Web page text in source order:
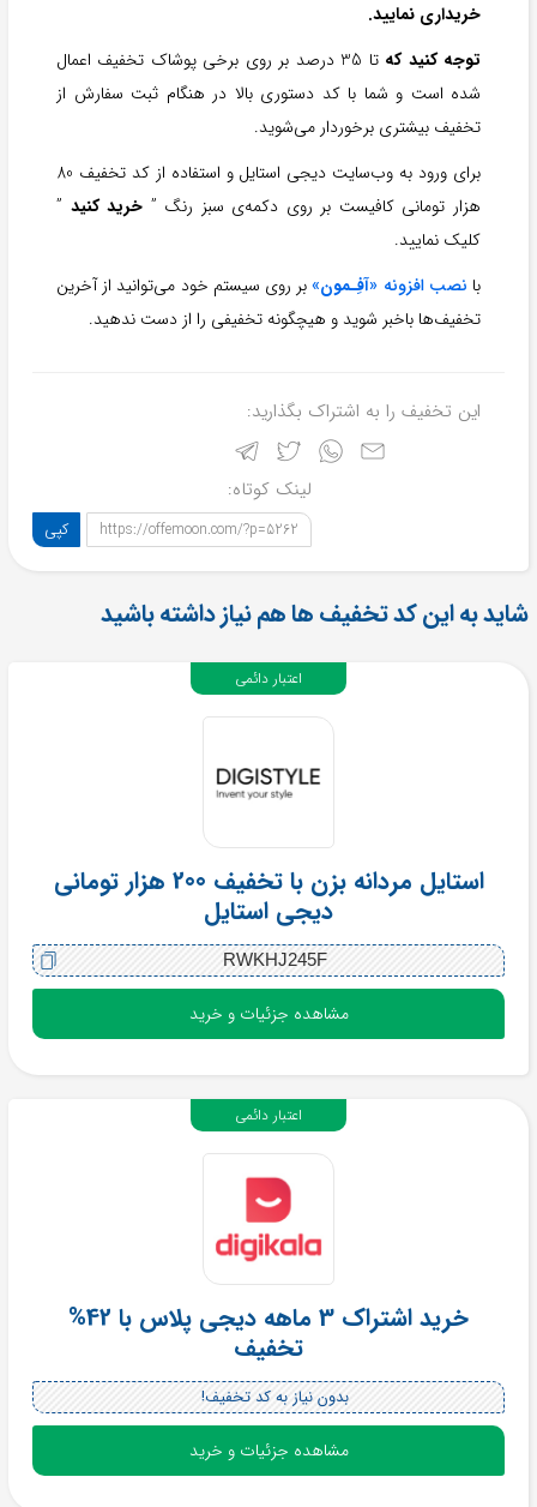
خریداری نمایید.
توجه کنید که
تا 35 درصد بر روی برخی پوشاک تخفیف اعمال
شده است و شما با کد دستوری بالا در هنگام ثبت سفارش از
تخفیف بیشتری برخوردار می‌شوید.
برای ورود به وب‌سایت دیجی استایل و استفاده از کد تخفیف 80
هزار تومانی کافیست بر روی دکمه‌ی سبز رنگ ” خرید کنید ”
کلیک نمایید.
با نصب افزونه «آفِـمون»بر روی سیستم خود می‌توانید از آخرین
تخفیف‌ها باخبر شوید و هیچگونه تخفیفی را از دست ندهید.
این تخفیف را به اشتراک بگذارید:
لینک کوتاه:
https://offemoon.com/?p=5262 کپی
شاید به این کد تخفیف ها هم نیاز داشته باشید
استایل مردانه بزن با تخفیف 200 هزار تومانی
دیجی استایل
RWKHJ245F
مشاهده جزئیات و خرید
اعتبار دائمی
خرید اشتراک 3 ماهه دیجی پلاس با 42%
تخفیف
بدون نیاز به کد تخفیف!
مشاهده جزئیات و خرید
اعتبار دائمی